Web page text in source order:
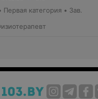
Первая категория • Зав.